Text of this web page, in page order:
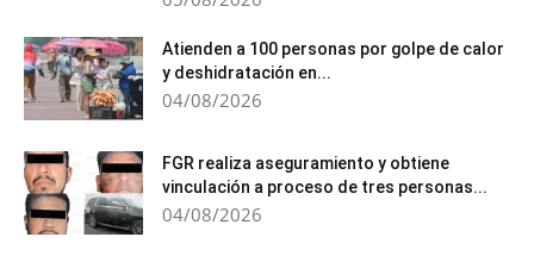
Atienden a 100 personas por golpe de calor
y deshidratación en...
04/08/2026
FGR realiza aseguramiento y obtiene
vinculación a proceso de tres personas...
04/08/2026